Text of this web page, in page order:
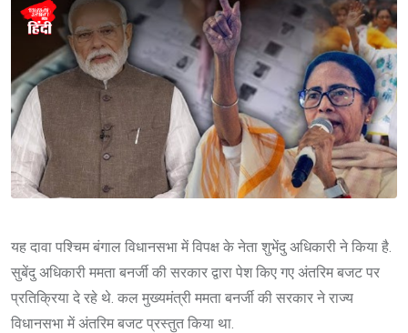
यह दावा पश्चिम बंगाल विधानसभा में विपक्ष के नेता शुभेंदु अधिकारी ने किया है.
सुबेंदु अधिकारी ममता बनर्जी की सरकार द्वारा पेश किए गए अंतरिम बजट पर
प्रतिक्रिया दे रहे थे. कल मुख्यमंत्री ममता बनर्जी की सरकार ने राज्य
विधानसभा में अंतरिम बजट प्रस्तुत किया था.